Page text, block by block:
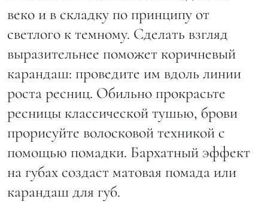
веко и в складку по принципу от
светлого к темному. Сделать взгляд
выразительнее поможет коричневый
карандаш: проведите им вдоль линии
роста ресниц. Обильно прокрасьте
ресницы классической тушью, брови
прорисуйте волосковой техникой с
помощью помадки. Бархатный эффект
на губах создаст матовая помада или
карандаш для губ.